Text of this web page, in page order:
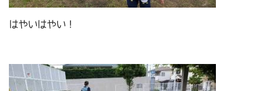
はやいはやい！